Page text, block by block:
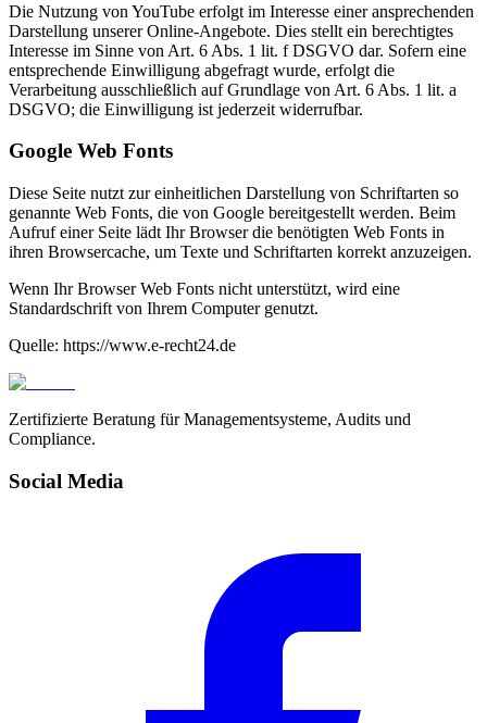
Die Nutzung von YouTube erfolgt im Interesse einer ansprechenden
Darstellung unserer Online-Angebote. Dies stellt ein berechtigtes
Interesse im Sinne von Art. 6 Abs. 1 lit. f DSGVO dar. Sofern eine
entsprechende Einwilligung abgefragt wurde, erfolgt die
Verarbeitung ausschließlich auf Grundlage von Art. 6 Abs. 1 lit. a
DSGVO; die Einwilligung ist jederzeit widerrufbar.
Google Web Fonts
Diese Seite nutzt zur einheitlichen Darstellung von Schriftarten so
genannte Web Fonts, die von Google bereitgestellt werden. Beim
Aufruf einer Seite lädt Ihr Browser die benötigten Web Fonts in
ihren Browsercache, um Texte und Schriftarten korrekt anzuzeigen.
Wenn Ihr Browser Web Fonts nicht unterstützt, wird eine
Standardschrift von Ihrem Computer genutzt.
Quelle: https://www.e-recht24.de
Zertifizierte Beratung für Managementsysteme, Audits und
Compliance.
Social Media